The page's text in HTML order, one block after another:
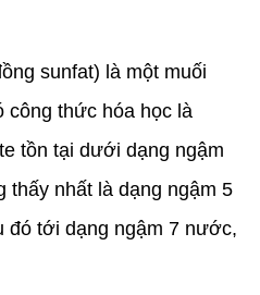
sunfat) là một muối
công thức hóa học là
tồn tại dưới dạng ngậm
nhất là dạng ngậm 5
đó tới dạng ngậm 7 nước,